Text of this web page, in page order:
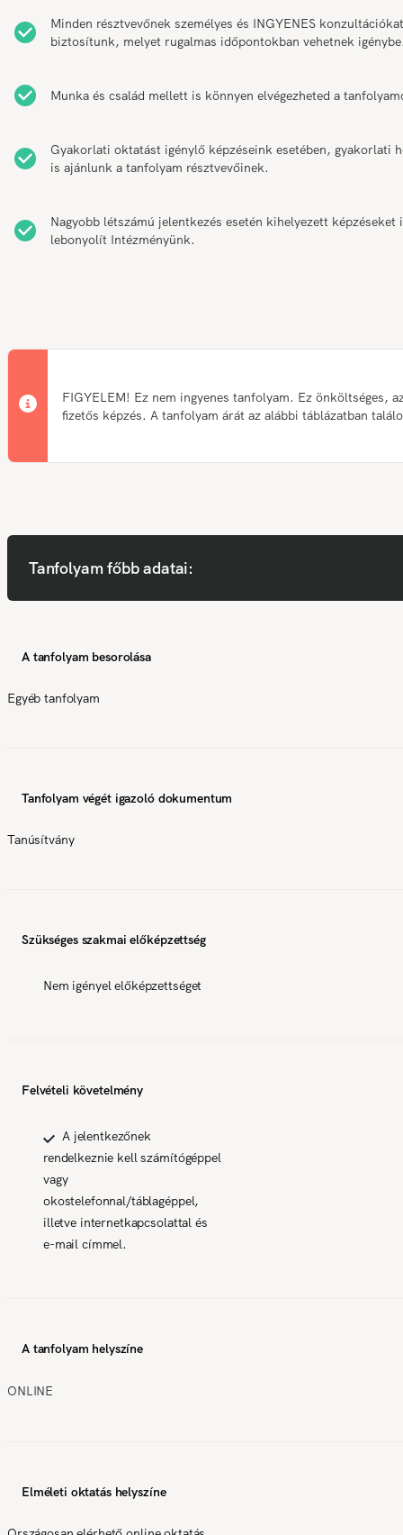
Minden résztvevőnek személyes és INGYENES konzultációkat
biztosítunk, melyet rugalmas időpontokban vehetnek
Munka és család mellett is könnyen elvégezheted a
Gyakorlati oktatást igénylő képzéseink esetében, gyakorlati
is ajánlunk a tanfolyam résztvevőinek.
Nagyobb létszámú jelentkezés esetén kihelyezett képzéseket
lebonyolít Intézményünk.
FIGYELEM! Ez nem ingyenes tanfolyam. Ez önköltséges,
fizetős képzés. A tanfolyam árát az alábbi táblázatban
Tanfolyam főbb adatai:
A tanfolyam besorolása
Egyéb tanfolyam
Tanfolyam végét igazoló dokumentum
Tanúsítvány
Szükséges szakmai előképzettség
Nem igényel előképzettséget
Felvételi követelmény
A jelentkezőnek
rendelkeznie kell számítógéppel
vagy
okostelefonnal/táblagéppel,
illetve internetkapcsolattal és
e-mail címmel.
A tanfolyam helyszíne
ONLINE
Elméleti oktatás helyszíne